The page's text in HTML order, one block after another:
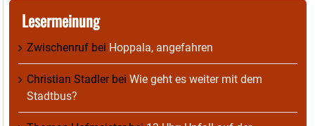
Lesermeinung
Zwischenruf bei Hoppala, angefahren
Christian Stadlerbei Wie geht es weiter mit dem
Stadtbus?